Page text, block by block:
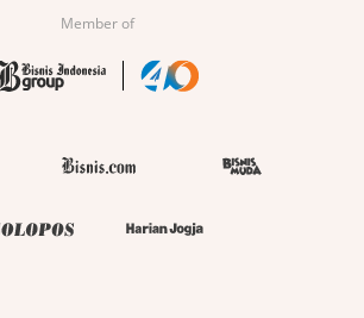
Member of